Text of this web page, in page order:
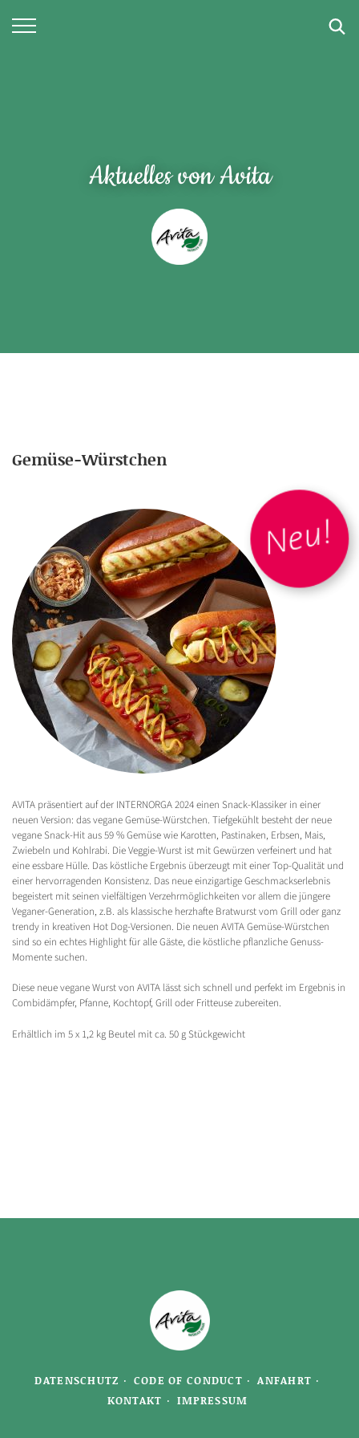
Aktuelles von Avita
Gemüse-Würstchen
AVITA präsentiert auf der INTERNORGA 2024 einen Snack-Klassiker in einer
neuen Version: das vegane Gemüse-Würstchen. Tiefgekühlt besteht der neue
vegane Snack-Hit aus 59 % Gemüse wie Karotten, Pastinaken, Erbsen, Mais,
Zwiebeln und Kohlrabi. Die Veggie-Wurst ist mit Gewürzen verfeinert und hat
eine essbare Hülle. Das köstliche Ergebnis überzeugt mit einer Top-Qualität und
einer hervorragenden Konsistenz. Das neue einzigartige Geschmackserlebnis
begeistert mit seinen vielfältigen Verzehrmöglichkeiten vor allem die jüngere
Veganer-Generation, z.B. als klassische herzhafte Bratwurst vom Grill oder ganz
trendy in kreativen Hot Dog-Versionen. Die neuen AVITA Gemüse-Würstchen
sind so ein echtes Highlight für alle Gäste, die köstliche pflanzliche Genuss-
Momente suchen.
Diese neue vegane Wurst von AVITA lässt sich schnell und perfekt im Ergebnis in
Combidämpfer, Pfanne, Kochtopf, Grill oder Fritteuse zubereiten.
Erhältlich im 5 x 1,2 kg Beutel mit ca. 50 g Stückgewicht
DATENSCHUTZ CODE OF CONDUCT
ANFAHRT
KONTAKT
IMPRESSUM